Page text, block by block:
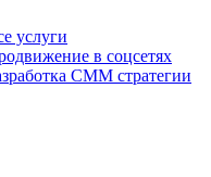
услуги
в соцсетях
СММ стратегии